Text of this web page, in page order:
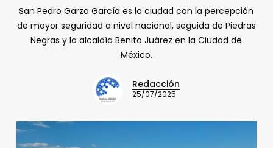
San Pedro Garza García es la ciudad con la percepción
de mayor seguridad a nivel nacional, seguida de Piedras
Negras y la alcaldía Benito Juárez en la Ciudad de
México.
Redacción
25/07/2025